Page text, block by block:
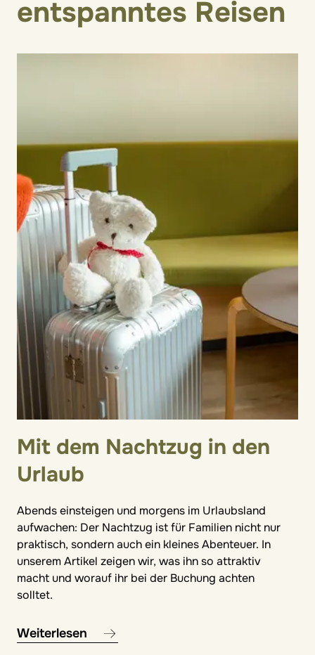
entspanntes Reisen
Mit dem Nachtzug in den
Urlaub
Abends einsteigen und morgens im Urlaubsland
aufwachen: Der Nachtzug ist für Familien nicht nur
praktisch, sondern auch ein kleines Abenteuer. In
unserem Artikel zeigen wir, was ihn so attraktiv
macht und worauf ihr bei der Buchung achten
solltet.
Weiterlesen